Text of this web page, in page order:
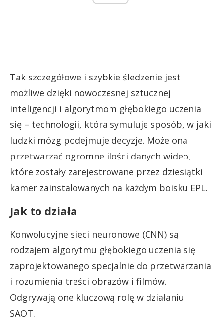
Tak szczegółowe i szybkie śledzenie jest
możliwe dzięki nowoczesnej sztucznej
inteligencji i algorytmom głębokiego uczenia
się – technologii, która symuluje sposób, w jaki
ludzki mózg podejmuje decyzje. Może ona
przetwarzać ogromne ilości danych wideo,
które zostały zarejestrowane przez dziesiątki
kamer zainstalowanych na każdym boisku EPL.
Jak to działa
Konwolucyjne sieci neuronowe (CNN) są
rodzajem algorytmu głębokiego uczenia się
zaprojektowanego specjalnie do przetwarzania
i rozumienia treści obrazów i filmów.
Odgrywają one kluczową rolę w działaniu
SAOT.